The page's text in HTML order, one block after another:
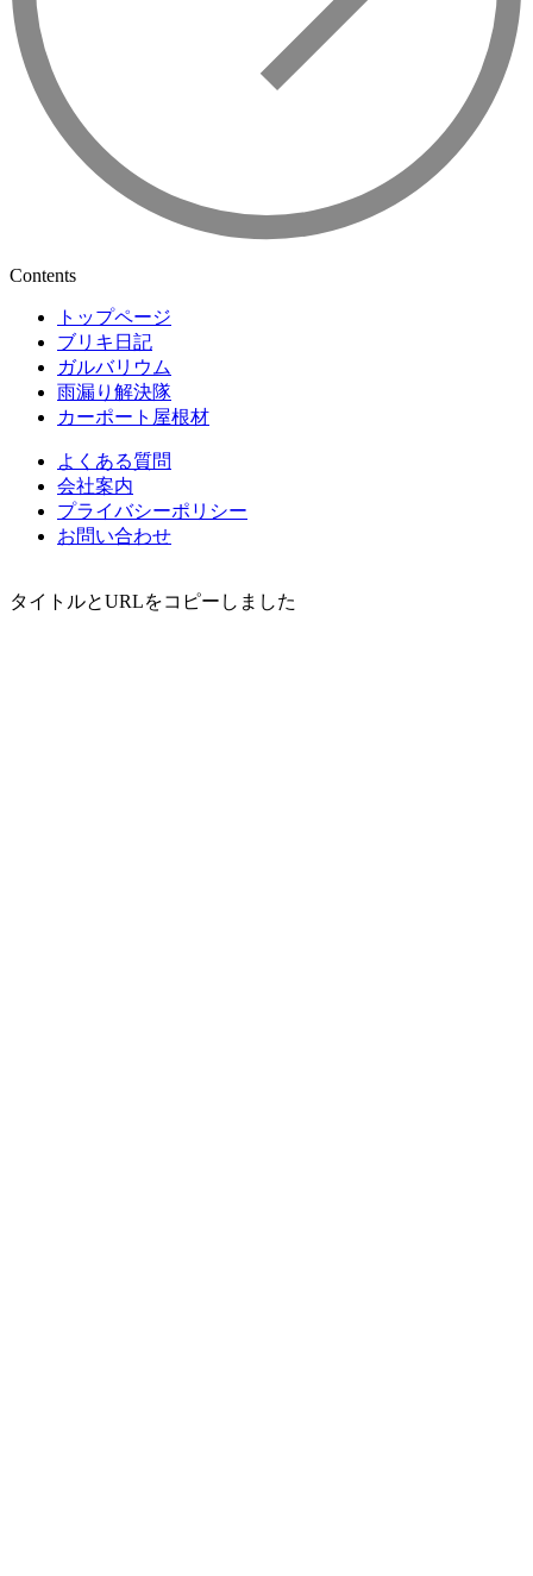
Contents
トップページ
ブリキ日記
ガルバリウム
雨漏り解決隊
カーポート屋根材
よくある質問
会社案内
プライバシーポリシー
お問い合わせ
タイトルとURLをコピーしました